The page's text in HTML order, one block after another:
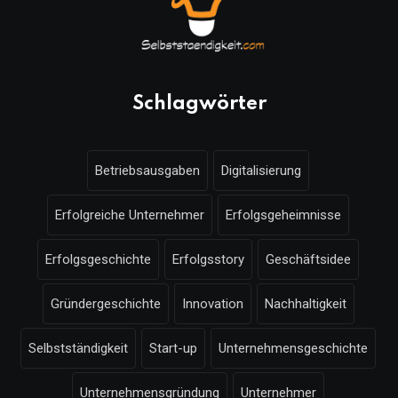
Schlagwörter
Betriebsausgaben Digitalisierung
Erfolgreiche Unternehmer Erfolgsgeheimnisse
Erfolgsgeschichte Erfolgsstory Geschäftsidee
Gründergeschichte Innovation Nachhaltigkeit
Selbstständigkeit Start-up Unternehmensgeschichte
Unternehmensgründung Unternehmer